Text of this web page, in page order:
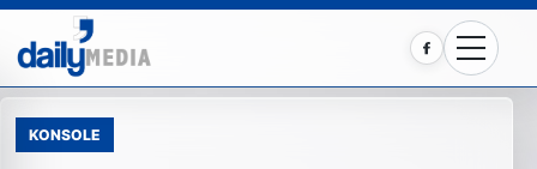
Facebook
KONSOLE